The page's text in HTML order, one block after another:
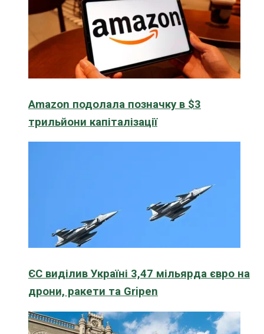
Amazon подолала позначку в $3
трильйони капіталізації
ЄС виділив Україні 3,47 мільярда євро на
дрони, ракети та Gripen